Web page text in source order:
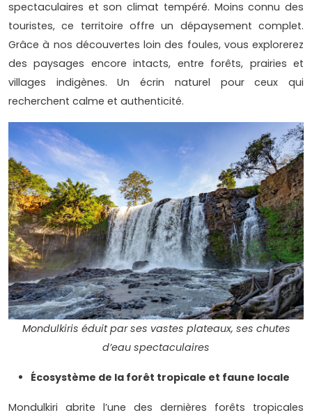
spectaculaires et son climat tempéré. Moins connu des
touristes, ce territoire offre un dépaysement complet.
Grâce à nos découvertes loin des foules, vous explorerez
des paysages encore intacts, entre forêts, prairies et
villages indigènes. Un écrin naturel pour ceux qui
recherchent calme et authenticité.
Mondulkiris éduit par ses vastes plateaux, ses chutes
d’eau spectaculaires
Écosystème de la forêt tropicale et faune locale
Mondulkiri abrite l’une des dernières forêts tropicales